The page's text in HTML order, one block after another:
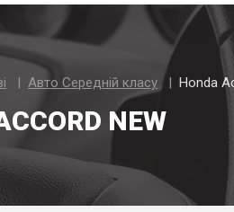
Авто Середнiй класу Honda
NEW